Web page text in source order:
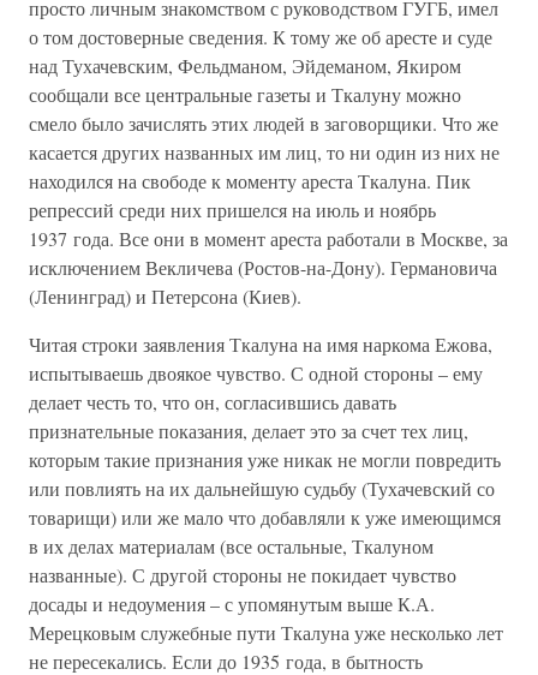
просто личным знакомством с руководством ГУГБ, имел
о том достоверные сведения. К тому же об аресте и суде
над Тухачевским, Фельдманом, Эйдеманом, Якиром
сообщали все центральные газеты и Ткалуну можно
смело было зачислять этих людей в заговорщики. Что же
касается других названных им лиц, то ни один из них не
находился на свободе к моменту ареста Ткалуна. Пик
репрессий среди них пришелся на июль и ноябрь
1937 года. Все они в момент ареста работали в Москве, за
исключением Векличева (Ростов-на-Дону). Германовича
(Ленинград) и Петерсона (Киев).
Читая строки заявления Ткалуна на имя наркома Ежова,
испытываешь двоякое чувство. С одной стороны – ему
делает честь то, что он, согласившись давать
признательные показания, делает это за счет тех лиц,
которым такие признания уже никак не могли повредить
или повлиять на их дальнейшую судьбу (Тухачевский со
товарищи) или же мало что добавляли к уже имеющимся
в их делах материалам (все остальные, Ткалуном
названные). С другой стороны не покидает чувство
досады и недоумения – с упомянутым выше К.А.
Мерецковым служебные пути Ткалуна уже несколько лет
не пересекались. Если до 1935 года, в бытность